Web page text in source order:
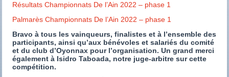
Résultats Championnats De l’Ain 2022 – phase 1
Palmarès Championnats De l’Ain 2022 – phase 1
Bravo à tous les vainqueurs, finalistes et à l’ensemble des
participants, ainsi qu’aux bénévoles et salariés du comité
et du club d’Oyonnax pour l’organisation. Un grand merci
également à Isidro Taboada, notre juge-arbitre sur cette
compétition.